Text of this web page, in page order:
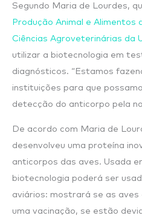
Segundo Maria de Lourdes,
Produção Animal e
Ciências Agroveterinárias da
utilizar a biotecnologia em
diagnósticos. “Estamos
instituições para que
detecção do anticorpo pela
De acordo com Maria de
desenvolveu uma proteína
anticorpos das aves. Usada
biotecnologia poderá ser
aviários: mostrará se as
uma vacinação, se estão